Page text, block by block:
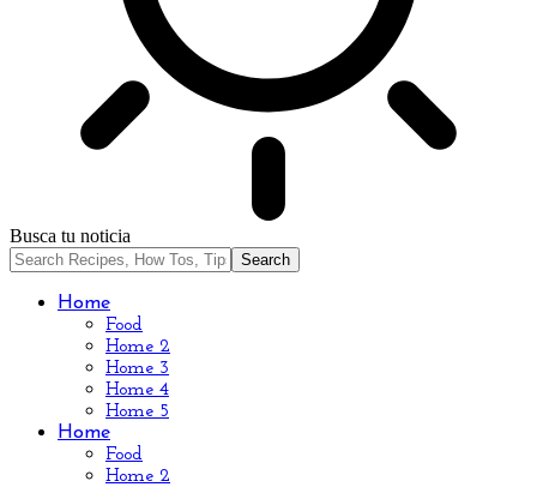
Busca tu noticia
Home
Food
Home 2
Home 3
Home 4
Home 5
Home
Food
Home 2